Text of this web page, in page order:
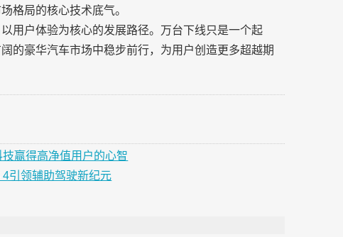
格局的核心技术底气。
用户体验为核心的发展路径。万台下线只是一个起
的豪华汽车市场中稳步前行，为用户创造更多超越期
赢得高净值用户的心智
引领辅助驾驶新纪元